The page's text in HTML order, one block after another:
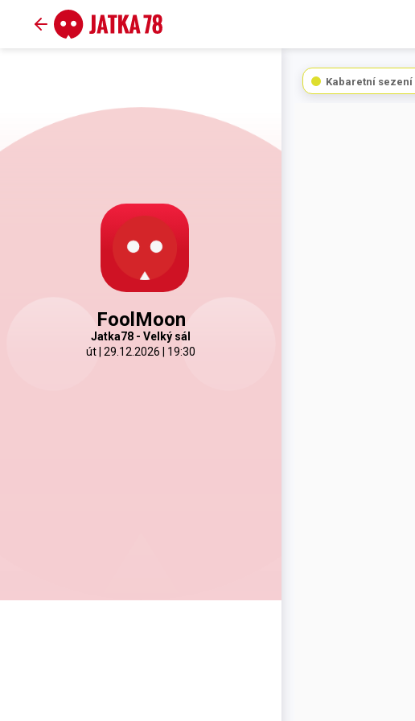
FoolMoon
Jatka78 - Velký sál
út | 29.12.2026 | 19:30
Kabaretní sezení